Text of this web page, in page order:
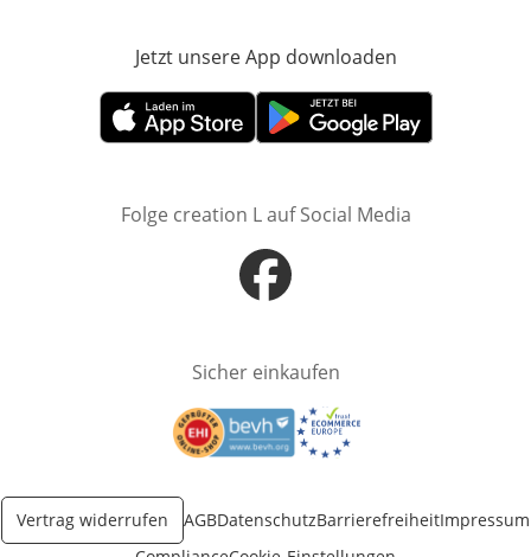
Jetzt unsere App downloaden
Öffnet in neuem FensterÖffnet in neuem Fenster
Folge creation L auf Social Media
Öffnet in neuem Fenster
Sicher einkaufen
Öffnet in neuem FensterÖffnet in neuem Fenster
Vertrag widerrufen AGBDatenschutzBarrierefreiheitImpressum